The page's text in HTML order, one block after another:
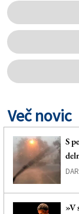
Več novic
S
»V